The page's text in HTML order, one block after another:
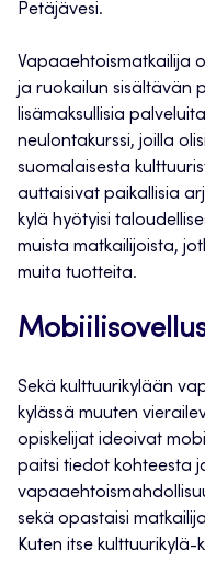
Petäjävesi.
Vapaaehtoismatkailija
ja ruokailun sisältävän
lisämaksullisia
neulontakurssi, joilla
suomalaisesta
auttaisivat paikallisia
kylä hyötyisi
muista matkailijoista,
muita tuotteita.
Sekä kulttuurikylään
kylässä muuten
opiskelijat ideoivat
paitsi tiedot kohteesta
sekä opastaisi
Kuten itse kulttuurikylä-